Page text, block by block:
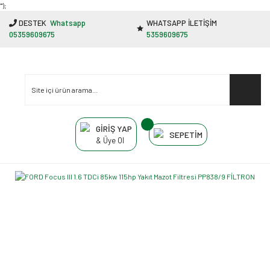
"');
DESTEK Whatsapp
05359609675
WHATSAPP İLETİŞİM
5359609675
GİRİŞ YAP
& Üye Ol
SEPETİM